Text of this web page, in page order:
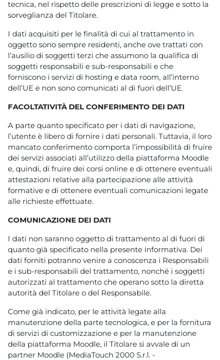
tecnica, nel rispetto delle prescrizioni di legge e sotto la
sorveglianza del Titolare.
I dati acquisiti per le finalità di cui al trattamento in
oggetto sono sempre residenti, anche ove trattati con
l’ausilio di soggetti terzi che assumono la qualifica di
soggetti responsabili e sub-responsabili e che
forniscono i servizi di hosting e data room, all’interno
dell’UE e non sono comunicati al di fuori dell’UE.
FACOLTATIVITÀ DEL CONFERIMENTO DEI DATI
A parte quanto specificato per i dati di navigazione,
l’utente è libero di fornire i dati personali. Tuttavia, il loro
mancato conferimento comporta l’impossibilità di fruire
dei servizi associati all’utilizzo della piattaforma Moodle
e, quindi, di fruire dei corsi online e di ottenere eventuali
attestazioni relative alla partecipazione alle attività
formative e di ottenere eventuali comunicazioni legate
alle richieste effettuate.
COMUNICAZIONE DEI DATI
I dati non saranno oggetto di trattamento al di fuori di
quanto già specificato nella presente informativa. Dei
dati forniti potranno venire a conoscenza i Responsabili
e i sub-responsabili del trattamento, nonché i soggetti
autorizzati al trattamento che operano sotto la diretta
autorità del Titolare o del Responsabile.
Come già indicato, per le attività legate alla
manutenzione della parte tecnologica, e per la fornitura
di servizi di customizzazione e per la manutenzione
della piattaforma Moodle, il Titolare si avvale di un
partner Moodle (MediaTouch 2000 S.r.l. -